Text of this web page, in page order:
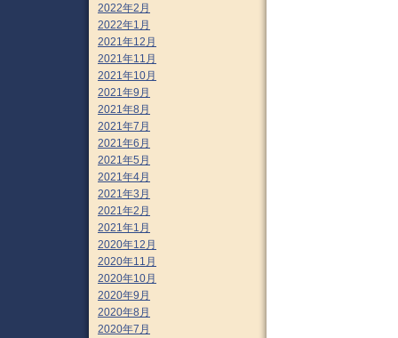
2022年2月
2022年1月
2021年12月
2021年11月
2021年10月
2021年9月
2021年8月
2021年7月
2021年6月
2021年5月
2021年4月
2021年3月
2021年2月
2021年1月
2020年12月
2020年11月
2020年10月
2020年9月
2020年8月
2020年7月